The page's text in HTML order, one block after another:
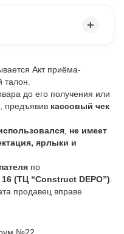
Акт приёма-
до его получения или
, предъявив кассовый чек
не имеет
ярлыки и
по
(ТЦ “Construct DEPO”)
продавец вправе
№22